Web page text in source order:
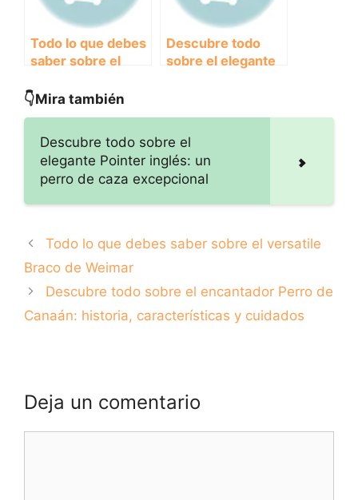
Todo lo que debes
saber sobre el
Pelo Corto:
curiosidades
Descubre todo
sobre el elegante
👇Mira también
Descubre todo sobre el
elegante Pointer inglés: un
perro de caza excepcional
Todo lo que debes saber sobre el versatile
Braco de Weimar
Descubre todo sobre el encantador Perro de
Canaán: historia, características y cuidados
Deja un comentario